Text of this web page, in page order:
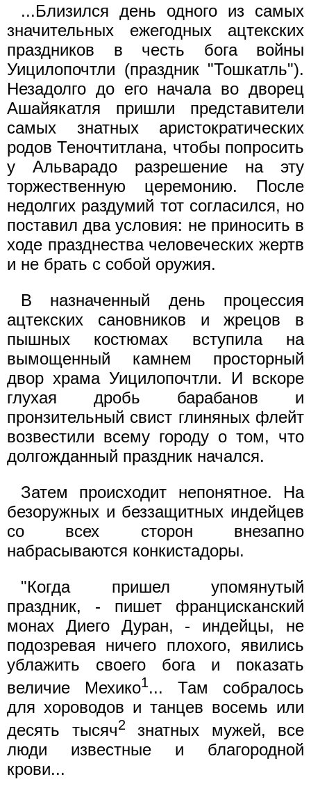
...Близился день одного из самых
значительных ежегодных ацтекских
праздников в честь бога войны
Уицилопочтли (праздник "Тошкатль").
Незадолго до его начала во дворец
Ашайякатля пришли представители
самых знатных аристократических
родов Теночтитлана, чтобы попросить
у Альварадо разрешение на эту
торжественную церемонию. После
недолгих раздумий тот согласился, но
поставил два условия: не приносить в
ходе празднества человеческих жертв
и не брать с собой оружия.
В назначенный день процессия
ацтекских сановников и жрецов в
пышных костюмах вступила на
вымощенный камнем просторный
двор храма Уицилопочтли. И вскоре
глухая дробь барабанов и
пронзительный свист глиняных флейт
возвестили всему городу о том, что
долгожданный праздник начался.
Затем происходит непонятное. На
безоружных и беззащитных индейцев
со всех сторон внезапно
набрасываются конкистадоры.
"Когда пришел упомянутый
праздник, - пишет францисканский
монах Диего Дуран, - индейцы, не
подозревая ничего плохого, явились
ублажить своего бога и показать
величие Мехико1... Там собралось
для хороводов и танцев восемь или
десять тысяч2знатных мужей, все
люди известные и благородной
крови...